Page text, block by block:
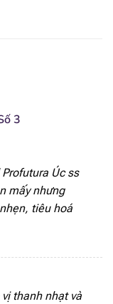
3
Úc ss
mấy nhưng
tiêu hoá
thanh nhạt và